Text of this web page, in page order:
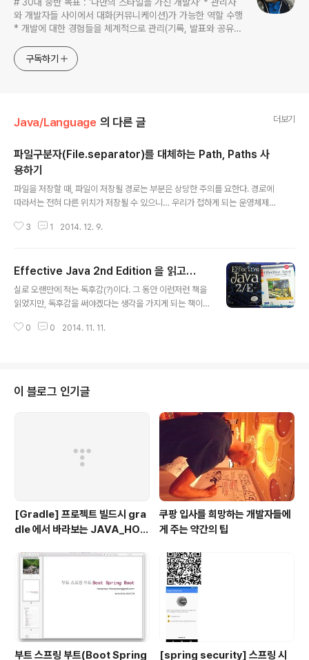
와 개발자들 사이에서 대화(커뮤니케이션)가 가능한 역할 수행
* 개발에 대한 경험들을 체계적으로 관리(기록, 발표와 공유)
누구나 들려봤을법한 그런 개발관련 파워블로거 를 목표로 블
로그를 재편하려고 하는 중
구독하기
Java/Language 의 다른 글 더보기
파일구분자(File.separator)를 대체하는 Path, Paths 사
용하기
파일을 저장할 때, 파일이 저장될 경로는 부분은 상당한 주의를 요한다. 경로에
따라서는 전혀 다른 위치가 저장될 수 있으니… 우리가 접하게 되는 운영체제에
는 힘이 들다.전에는 File.separtor’를 문자열 중간중간에 넣으면서 필요한 경
chers.is; import static org.junit.Assert.assertThat; import java.io.
File; import java.nio.file.Path; imp..
3 1 2014. 12. 9.
Effective Java 2nd Edition 을 읽고…
실로 오랜만에 적는 독후감(?)이다. 그 동안 이런저런 책을
읽었지만, 독후감을 써야겠다는 생각을 가지게 되는 책이
스에 계신 인사이트 대표님께 인사드리면서 이야기를 하다
om/559)하시기도 했고 Java 7, 8 주석도 수록했다는 문
구에 혹해서 그 자리에서 바로 구매했다. 결코 강요에 의해
구매한 것은 아니다.프로그래밍을 하게 되면, 자신이 사용
0 0 2014. 11. 11.
이 블로그 인기글
[Gradle] 프로젝트 빌드시 gra
dle 에서 바라보는 JAVA_HOM
쿠팡 입사를 희망하는 개발자들에
게 주는 약간의 팁
부트 스프링 부트(Boot Spring [spring security] 스프링 시